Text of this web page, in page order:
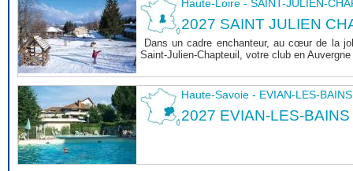
Haute-Loire - SAINT-JULIEN-
2027 SAINT JULIEN
Dans un cadre enchanteur, au cœur de la
Saint-Julien-Chapteuil, votre club en
Haute-Savoie - EVIAN-LES-BAINS
2027 EVIAN-LES-BAINS